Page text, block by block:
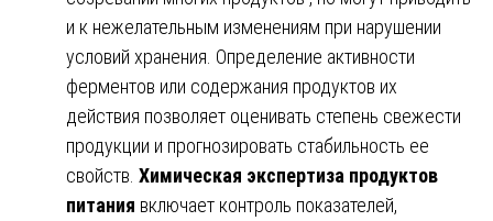
и к нежелательным изменениям при нарушении
условий хранения. Определение активности
ферментов или содержания продуктов их
действия позволяет оценивать степень свежести
продукции и прогнозировать стабильность ее
свойств. Химическая экспертиза продуктов
питания включает контроль показателей,